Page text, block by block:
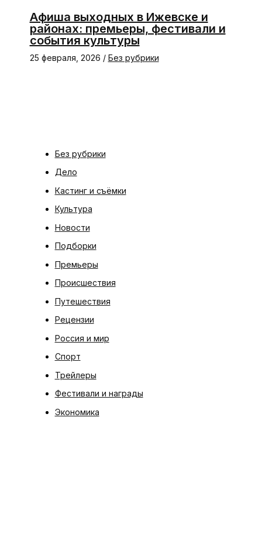
Афиша выходных в Ижевске и
районах: премьеры, фестивали и
события культуры
25 февраля, 2026 / Без рубрики
Без рубрики
Дело
Кастинг и съёмки
Культура
Новости
Подборки
Премьеры
Происшествия
Путешествия
Рецензии
Россия и мир
Спорт
Трейлеры
Фестивали и награды
Экономика